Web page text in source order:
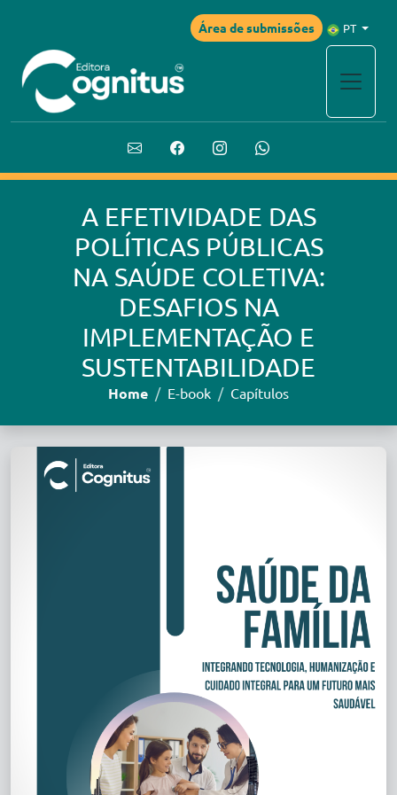
Área de submissões PT
A EFETIVIDADE DAS
POLÍTICAS PÚBLICAS
NA SAÚDE COLETIVA:
DESAFIOS NA
IMPLEMENTAÇÃO E
SUSTENTABILIDADE
Home E-book Capítulos